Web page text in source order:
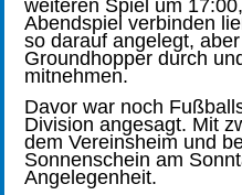
weiteren Spiel um
Abendspiel verbinden
so darauf angelegt,
Groundhopper durch
mitnehmen.
Davor war noch
Division angesagt. Mit
dem Vereinsheim und
Sonnenschein am
Angelegenheit.